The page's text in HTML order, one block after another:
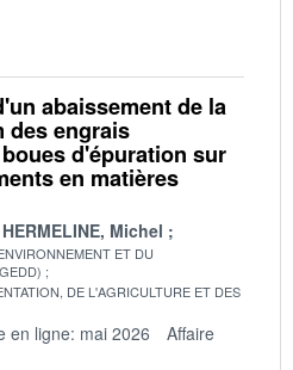
abaissement de la
des engrais
d'épuration sur
en matières
HERMELINE, Michel
ET DU
DE L'AGRICULTURE ET DES
en ligne: mai 2026
Affaire